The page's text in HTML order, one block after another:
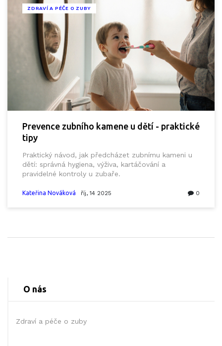
ZDRAVÍ A PÉČE O ZUBY
Prevence zubního kamene u dětí - praktické
tipy
Praktický návod, jak předcházet zubnímu kameni u
dětí: správná hygiena, výživa, kartáčování a
pravidelné kontroly u zubaře.
Kateřina Nováková říj, 14 2025 0
O nás
Zdraví a péče o zuby